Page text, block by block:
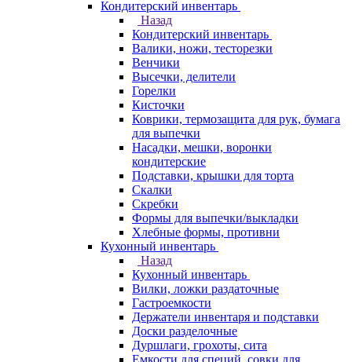
Кондитерский инвентарь
Назад
Кондитерский инвентарь
Валики, ножи, тесторезки
Венчики
Высечки, делители
Горелки
Кисточки
Коврики, термозащита для рук, бумага
для выпечки
Насадки, мешки, воронки
кондитерские
Подставки, крышки для торта
Скалки
Скребки
Формы для выпечки/выкладки
Хлебные формы, противни
Кухонный инвентарь
Назад
Кухонный инвентарь
Вилки, ложки раздаточные
Гастроемкости
Держатели инвентаря и подставки
Доски разделочные
Дуршлаги, грохоты, сита
Емкости для специй, совки для